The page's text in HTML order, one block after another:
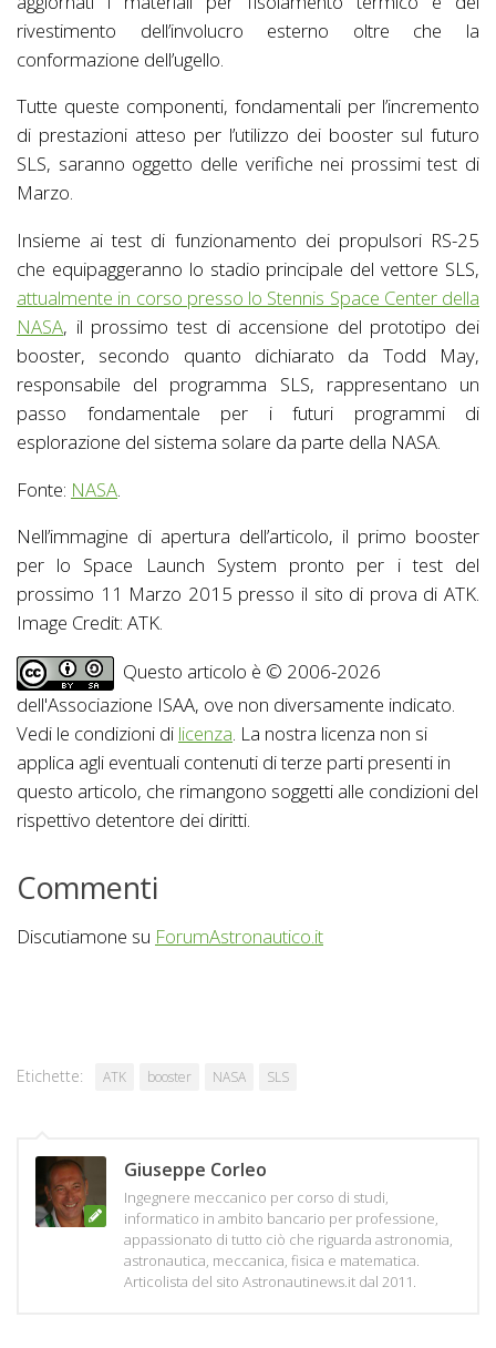
rivestimento dell’involucro esterno oltre che la
conformazione dell’ugello.
Tutte queste componenti, fondamentali per l’incremento
di prestazioni atteso per l’utilizzo dei booster sul futuro
SLS, saranno oggetto delle verifiche nei prossimi test di
Marzo.
Insieme ai test di funzionamento dei propulsori RS-25
che equipaggeranno lo stadio principale del vettore SLS,
attualmente in corso presso lo Stennis Space Center della
NASA, il prossimo test di accensione del prototipo dei
booster, secondo quanto dichiarato da Todd May,
responsabile del programma SLS, rappresentano un
passo fondamentale per i futuri programmi di
esplorazione del sistema solare da parte della NASA.
Fonte: NASA.
Nell’immagine di apertura dell’articolo, il primo booster
per lo Space Launch System pronto per i test del
prossimo 11 Marzo 2015 presso il sito di prova di ATK.
Image Credit: ATK.
Questo articolo è © 2006-2026
dell'Associazione ISAA, ove non diversamente indicato.
Vedi le condizioni di licenza. La nostra licenza non si
applica agli eventuali contenuti di terze parti presenti in
questo articolo, che rimangono soggetti alle condizioni del
rispettivo detentore dei diritti.
Commenti
Discutiamone su ForumAstronautico.it
Etichette: ATK booster NASA SLS
Giuseppe Corleo
Ingegnere meccanico per corso di studi,
informatico in ambito bancario per professione,
appassionato di tutto ciò che riguarda astronomia,
astronautica, meccanica, fisica e matematica.
Articolista del sito Astronautinews.it dal 2011.